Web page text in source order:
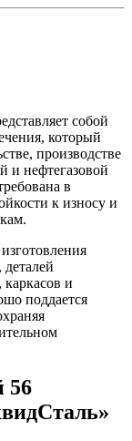
собой
который
производстве
и нефтегазовой
в
к износу и
и
поддается
56